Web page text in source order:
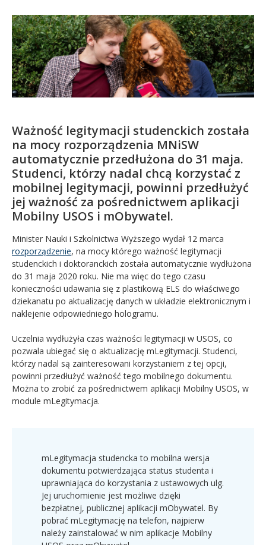
Kandydat
Absolwent
Ważność legitymacji studenckich została
na mocy rozporządzenia MNiSW
automatycznie przedłużona do 31 maja.
Studenci, którzy nadal chcą korzystać z
mobilnej legitymacji, powinni przedłużyć
jej ważność za pośrednictwem aplikacji
Mobilny USOS i mObywatel.
Minister Nauki i Szkolnictwa Wyższego wydał 12 marca
rozporządzenie, na mocy którego ważność legitymacji
studenckich i doktoranckich została automatycznie wydłużona
do 31 maja 2020 roku. Nie ma więc do tego czasu
konieczności udawania się z plastikową ELS do właściwego
dziekanatu po aktualizację danych w układzie elektronicznym i
naklejenie odpowiedniego hologramu.
Uczelnia wydłużyła czas ważności legitymacji w USOS, co
pozwala ubiegać się o aktualizację mLegitymacji. Studenci,
którzy nadal są zainteresowani korzystaniem z tej opcji,
powinni przedłużyć ważność tego mobilnego dokumentu.
Można to zrobić za pośrednictwem aplikacji Mobilny USOS, w
module mLegitymacja.
mLegitymacja studencka to mobilna wersja
dokumentu potwierdzająca status studenta i
uprawniająca do korzystania z ustawowych ulg.
Jej uruchomienie jest możliwe dzięki
bezpłatnej, publicznej aplikacji mObywatel. By
pobrać mLegitymację na telefon, najpierw
należy zainstalować w nim aplikacje Mobilny